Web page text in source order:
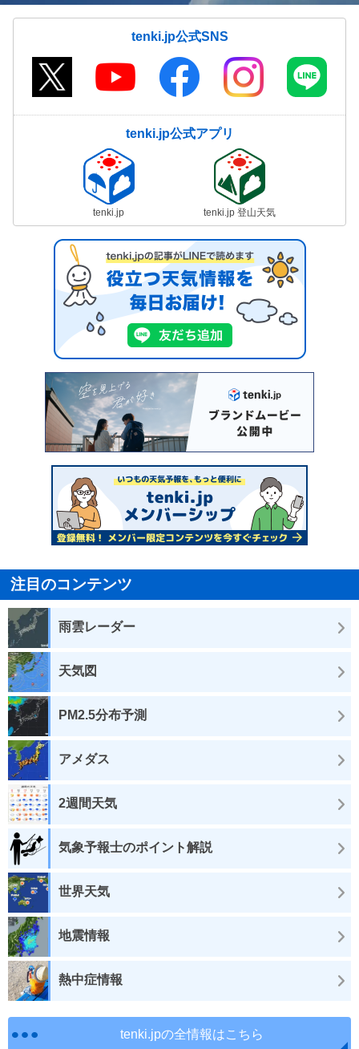
tenki.jp公式SNS
tenki.jp公式アプリ
tenki.jp tenki.jp 登山天気
注目のコンテンツ
雨雲レーダー
天気図
PM2.5分布予測
アメダス
2週間天気
気象予報士のポイント解説
世界天気
地震情報
熱中症情報
tenki.jpの全情報はこちら